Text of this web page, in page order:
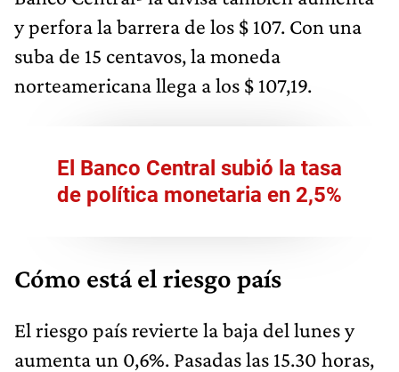
y perfora la barrera de los $ 107. Con una
suba de 15 centavos, la moneda
norteamericana llega a los $ 107,19.
El Banco Central subió la tasa
de política monetaria en 2,5%
Cómo está el riesgo país
El riesgo país revierte la baja del lunes y
aumenta un 0,6%. Pasadas las 15.30 horas,